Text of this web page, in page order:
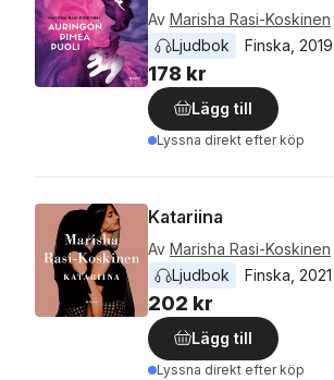
Av Marisha Rasi-Koskinen
Ljudbok
Finska, 2019
178 kr
Lägg till
Lyssna direkt efter köp
Katariina
Av Marisha Rasi-Koskinen
Ljudbok
Finska, 2021
202 kr
Lägg till
Lyssna direkt efter köp